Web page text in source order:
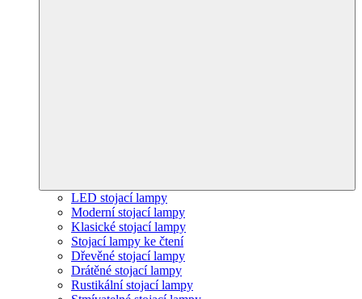
LED stojací lampy
Moderní stojací lampy
Klasické stojací lampy
Stojací lampy ke čtení
Dřevěné stojací lampy
Drátěné stojací lampy
Rustikální stojací lampy